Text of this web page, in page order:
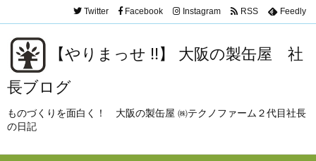
【やりまっせ !!】 大阪の製缶屋 社
長ブログ
ものづくりを面白く！ 大阪の製缶屋 ㈱テクノファーム２代目社長
の日記
Twitter Facebook Instagram RSS Feedly